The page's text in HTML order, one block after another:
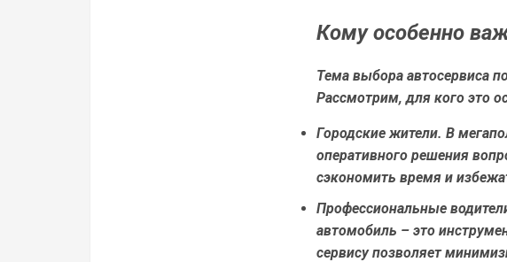
Кому особенно
Тема выбора автосервиса
Рассмотрим, для кого это
Городские жители. В
оперативного решения
сэкономить время и
Профессиональные
автомобиль – это
сервису позволяет